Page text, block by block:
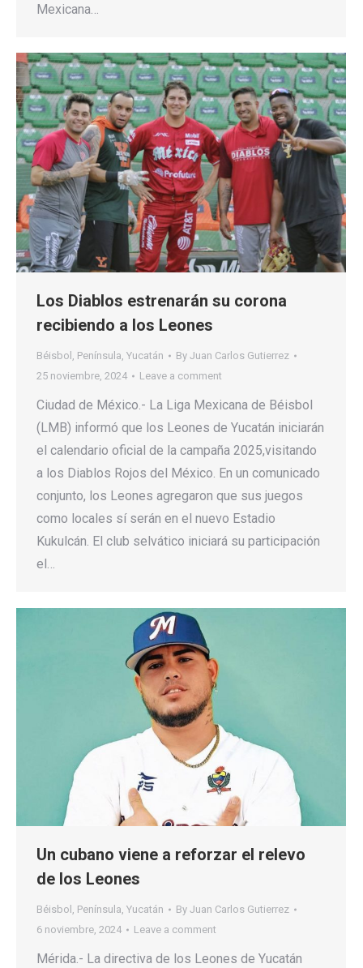
Mexicana…
Los Diablos estrenarán su corona
recibiendo a los Leones
Béisbol , Península, Yucatán By Juan Carlos Gutierrez
25 noviembre, 2024
Leave a comment
Ciudad de México.- La Liga Mexicana de Béisbol
(LMB) informó que los Leones de Yucatán iniciarán
el calendario oficial de la campaña 2025,visitando
a los Diablos Rojos del México. En un comunicado
conjunto, los Leones agregaron que sus juegos
como locales sí serán en el nuevo Estadio
Kukulcán. El club selvático iniciará su participación
el…
Un cubano viene a reforzar el relevo
de los Leones
Béisbol , Península, Yucatán By Juan Carlos Gutierrez
6 noviembre, 2024
Leave a comment
Mérida.- La directiva de los Leones de Yucatán